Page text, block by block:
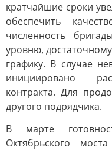
кратчайшие сроки
обеспечить
численность
уровню,
графику. В случае
инициировано
контракта. Для
другого подрядчика.
В марте
Октябрьского